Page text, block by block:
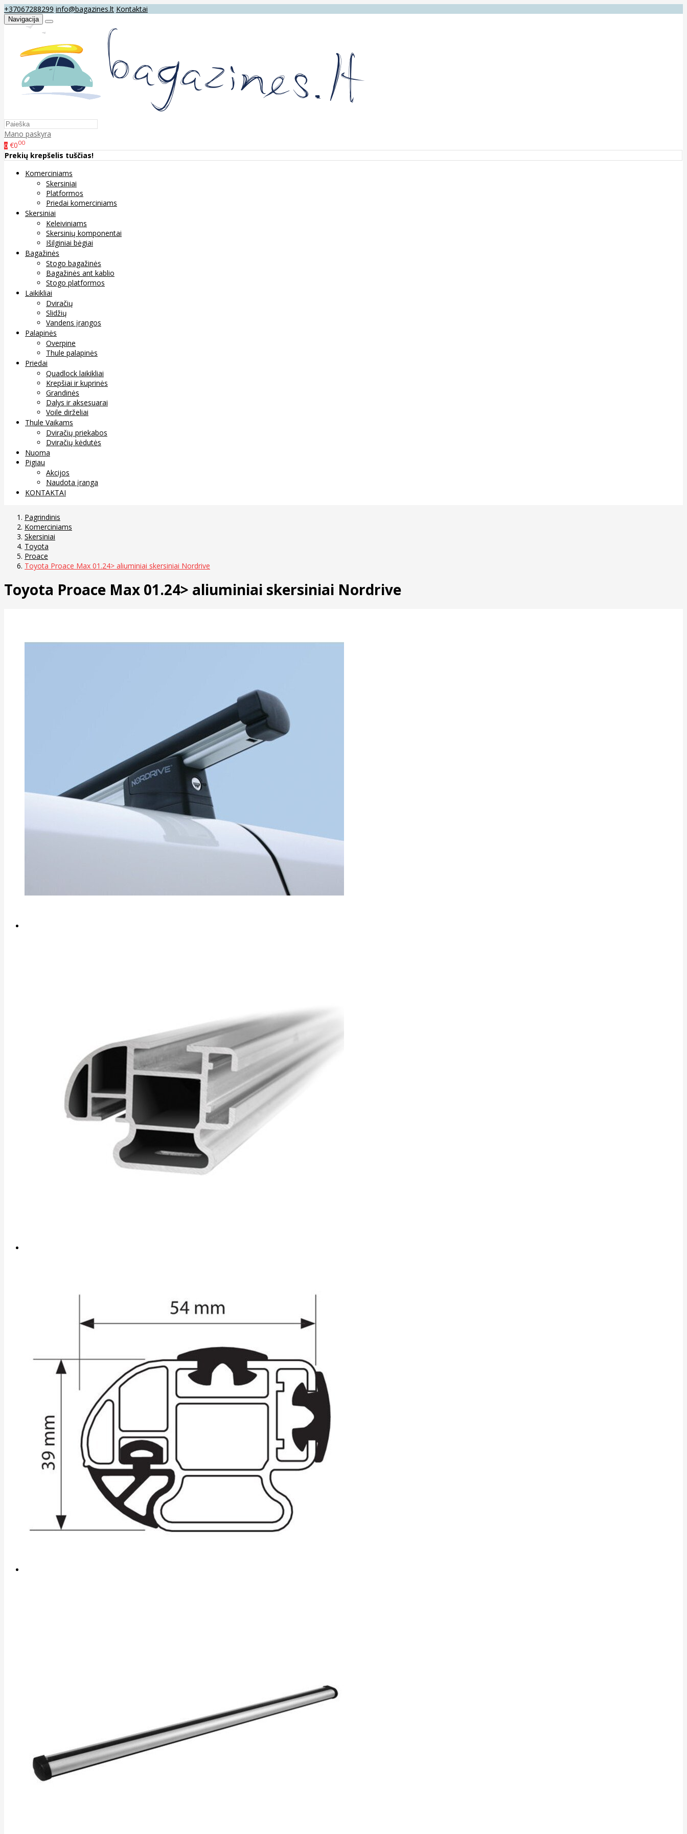
+37067288299 info@bagazines.lt Kontaktai
Navigacija
Mano paskyra
0 €000
Prekių krepšelis tuščias!
Komerciniams
Skersiniai
Platformos
Priedai komerciniams
Skersiniai
Keleiviniams
Skersinių komponentai
Išilginiai bėgiai
Bagažinės
Stogo bagažinės
Bagažinės ant kablio
Stogo platformos
Laikikliai
Dviračių
Slidžių
Vandens įrangos
Palapinės
Overpine
Thule palapinės
Priedai
Quadlock laikikliai
Krepšiai ir kuprinės
Grandinės
Dalys ir aksesuarai
Voile dirželiai
Thule Vaikams
Dviračių priekabos
Dviračių kėdutės
Nuoma
Pigiau
Akcijos
Naudota įranga
KONTAKTAI
Pagrindinis
Komerciniams
Skersiniai
Toyota
Proace
Toyota Proace Max 01.24> aliuminiai skersiniai Nordrive
Toyota Proace Max 01.24> aliuminiai skersiniai Nordrive